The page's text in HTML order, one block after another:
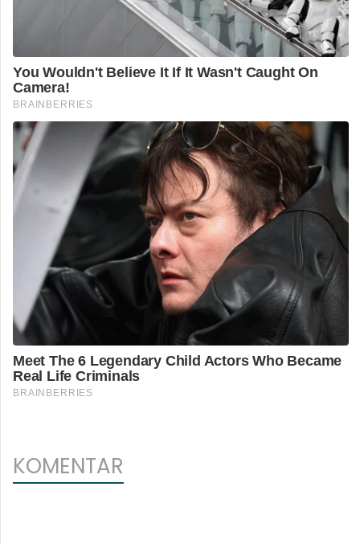
KOMENTAR